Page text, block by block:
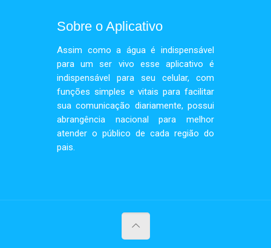
Sobre o Aplicativo
Assim como a água é indispensável
para um ser vivo esse aplicativo é
indispensável para seu celular, com
funções simples e vitais para facilitar
sua comunicação diariamente, possui
abrangência nacional para melhor
atender o público de cada região do
pais.